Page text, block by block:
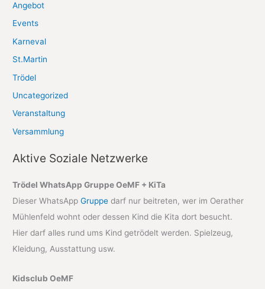
Angebot
Events
Karneval
St.Martin
Trödel
Uncategorized
Veranstaltung
Versammlung
Aktive Soziale Netzwerke
Trödel WhatsApp Gruppe OeMF + KiTa
Dieser WhatsAppGruppe darf nur beitreten, wer im Oerather
Mühlenfeld wohnt oder dessen Kind die Kita dort besucht.
Hier darf alles rund ums Kind getrödelt werden. Spielzeug,
Kleidung, Ausstattung usw.
Kidsclub OeMF